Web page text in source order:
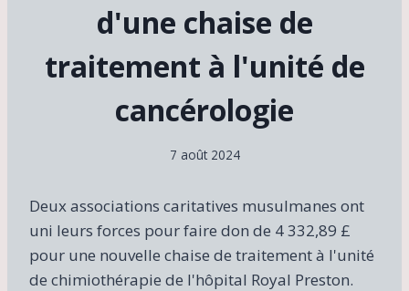
d'une chaise de
traitement à l'unité de
cancérologie
7 août 2024
Deux associations caritatives musulmanes ont
uni leurs forces pour faire don de 4 332,89 £
pour une nouvelle chaise de traitement à l'unité
de chimiothérapie de l'hôpital Royal Preston.